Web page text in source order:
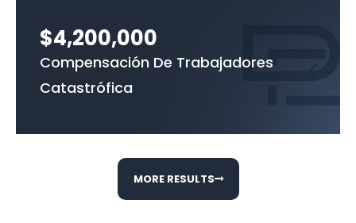
$4,200,000
Compensación De Trabajadores
Catastrófica
MORE RESULTS